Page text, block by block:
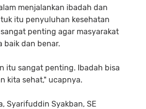
menjalankan ibadah dan
itu penyuluhan kesehatan
penting agar masyarakat
baik dan benar.
itu sangat penting. Ibadah bisa
kita sehat," ucapnya.
Syarifuddin Syakban, SE